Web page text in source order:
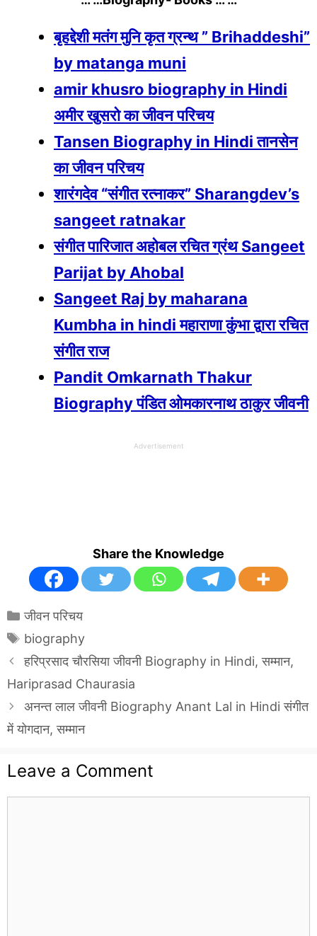
बृहद्देशी मतंग मुनि कृत ग्रन्थ ” Brihaddeshi”
by matanga muni
amir khusro biography in Hindi
अमीर खुसरो का जीवन परिचय
Tansen Biography in Hindi तानसेन
का जीवन परिचय
शारंगदेव “संगीत रत्नाकर” Sharangdev’s
sangeet ratnakar
संगीत पारिजात अहोबल रचित ग्रंथ Sangeet
Parijat by Ahobal
Sangeet Raj by maharana
Kumbha in hindi महाराणा कुंभा द्वारा रचित
संगीत राज
Pandit Omkarnath Thakur
Biography पंडित ओमकारनाथ ठाकुर जीवनी
Advertisement
Share the Knowledge
Categories
जीवन परिचय
Tags
biography
हरिप्रसाद चौरसिया जीवनी Biography in Hindi, सम्मान,
Hariprasad Chaurasia
अनन्त लाल जीवनी Biography Anant Lal in Hindi संगीत
में योगदान, सम्मान
Leave a Comment